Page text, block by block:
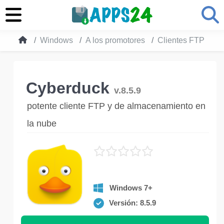
Windows A los promotores Clientes FTP
Cyberduck v.8.5.9
potente cliente FTP y de almacenamiento en
la nube
Windows 7+
Versión: 8.5.9